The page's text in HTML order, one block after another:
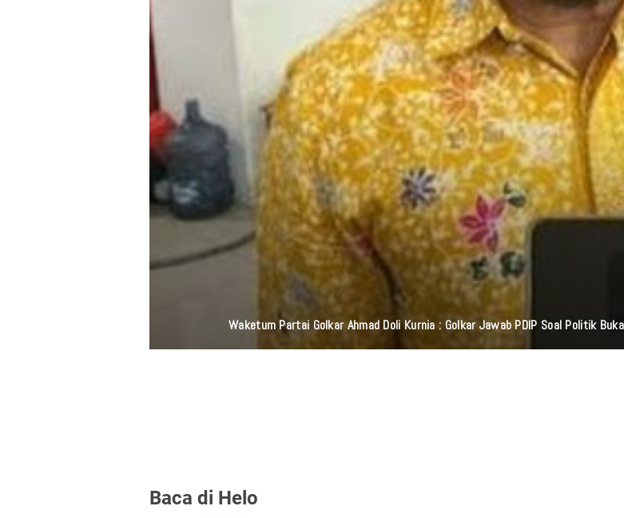
Waketum Partai Golkar Ahmad Doli Kurnia : Golkar Jawab PDIP Soal Politik
Baca di Helo